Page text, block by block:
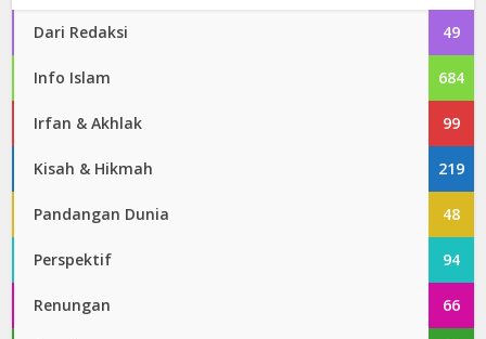
Dari Redaksi 49
Info Islam 684
Irfan & Akhlak 99
Kisah & Hikmah 219
Pandangan Dunia 48
Perspektif 94
Renungan 66